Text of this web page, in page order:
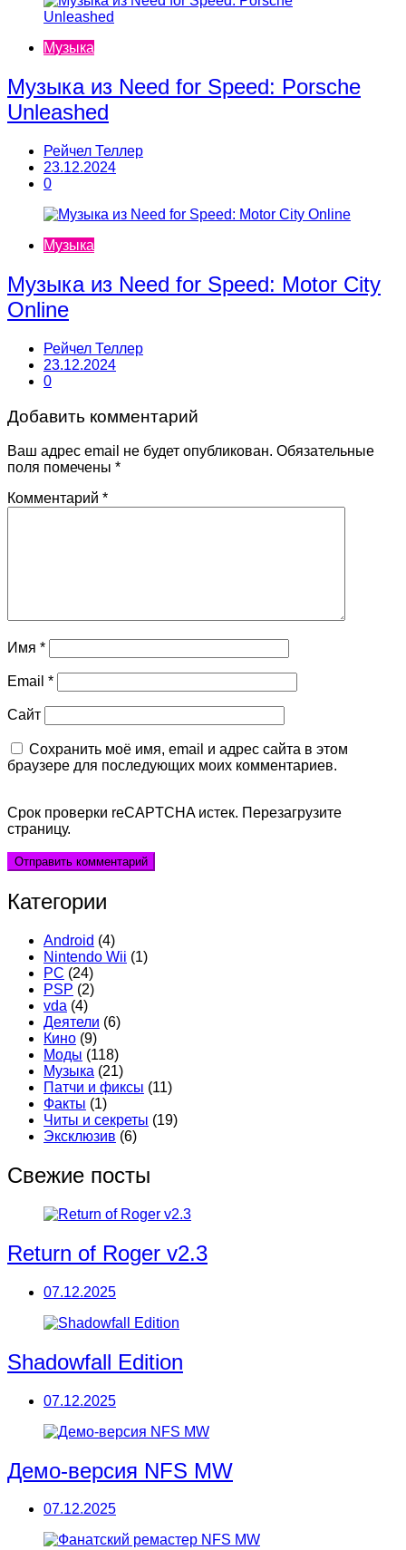
Музыка
Музыка из Need for Speed: Porsche
Unleashed
Рейчел Теллер
23.12.2024
0
Музыка
Музыка из Need for Speed: Motor City
Online
Рейчел Теллер
23.12.2024
0
Добавить комментарий
Ваш адрес email не будет опубликован. Обязательные
поля помечены *
Комментарий *
Имя *
Email *
Сайт
Сохранить моё имя, email и адрес сайта в этом
браузере для последующих моих комментариев.
Срок проверки reCAPTCHA истек. Перезагрузите
страницу.
Категории
Android (4)
Nintendo Wii (1)
PC (24)
PSP (2)
vda (4)
Деятели (6)
Кино (9)
Моды (118)
Музыка (21)
Патчи и фиксы (11)
Факты (1)
Читы и секреты (19)
Эксклюзив (6)
Свежие посты
Return of Roger v2.3
07.12.2025
Shadowfall Edition
07.12.2025
Демо-версия NFS MW
07.12.2025